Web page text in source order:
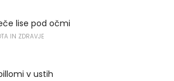
lise pod očmi
IN ZDRAVJE
v ustih